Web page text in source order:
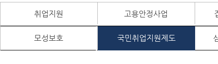
취업지원 고용안정사업
모성보호 국민취업지원제도